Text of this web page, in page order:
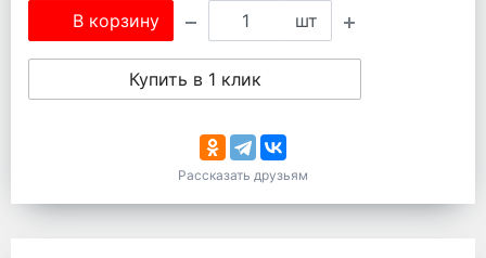
В корзину шт
Купить в 1 клик
Рассказать друзьям